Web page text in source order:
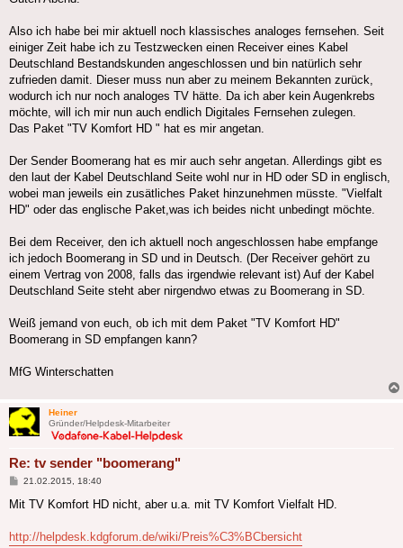
Also ich habe bei mir aktuell noch klassisches analoges fernsehen. Seit
einiger Zeit habe ich zu Testzwecken einen Receiver eines Kabel
Deutschland Bestandskunden angeschlossen und bin natürlich sehr
zufrieden damit. Dieser muss nun aber zu meinem Bekannten zurück,
wodurch ich nur noch analoges TV hätte. Da ich aber kein Augenkrebs
möchte, will ich mir nun auch endlich Digitales Fernsehen zulegen.
Das Paket "TV Komfort HD " hat es mir angetan.
Der Sender Boomerang hat es mir auch sehr angetan. Allerdings gibt es
den laut der Kabel Deutschland Seite wohl nur in HD oder SD in englisch,
wobei man jeweils ein zusätliches Paket hinzunehmen müsste. "Vielfalt
HD" oder das englische Paket,was ich beides nicht unbedingt möchte.
Bei dem Receiver, den ich aktuell noch angeschlossen habe empfange
ich jedoch Boomerang in SD und in Deutsch. (Der Receiver gehört zu
einem Vertrag von 2008, falls das irgendwie relevant ist) Auf der Kabel
Deutschland Seite steht aber nirgendwo etwas zu Boomerang in SD.
Weiß jemand von euch, ob ich mit dem Paket "TV Komfort HD"
Boomerang in SD empfangen kann?
MfG Winterschatten
Heiner
Gründer/Helpdesk-Mitarbeiter
Re: tv sender "boomerang"
Beitrag
21.02.2015, 18:40
Mit TV Komfort HD nicht, aber u.a. mit TV Komfort Vielfalt HD.
http://helpdesk.kdgforum.de/wiki/Preis%C3%BCbersicht